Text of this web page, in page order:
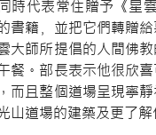
時代表常住贈予《星
書籍﹐並把它們轉贈
大師所提倡的人間佛
餐。部長表示他很欣
而且整個道場呈現寧
山道場的建築及更了解